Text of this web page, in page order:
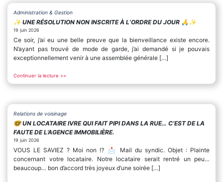
Administration & Gestion
✨️ UNE RÉSOLUTION NON INSCRITE À L’ORDRE DU JOUR 🙏✨️
19 juin 2026
Ce soir, j’ai eu une belle preuve que la bienveillance existe encore.
N’ayant pas trouvé de mode de garde, j’ai demandé si je pouvais
exceptionnellement venir à une assemblée générale […]
Continuer la lecture >>
Relations de voisinage
🤓 UN LOCATAIRE IVRE QUI FAIT PIPI DANS LA RUE… C’EST DE LA
FAUTE DE L’AGENCE IMMOBILIÈRE.
19 juin 2026
VOUS LE SAVIEZ ? Moi non ⁉️ 📩 Mail du syndic. Objet : Plainte
concernant votre locataire. Notre locataire serait rentré un peu…
beaucoup… bon d’accord très joyeux d’une soirée […]